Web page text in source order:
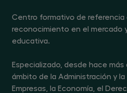
Centro formativo de referencia
reconocimiento en el mercado
educativa.
Especializado, desde hace
ámbito de la Administración y
Empresas, la Economía, el